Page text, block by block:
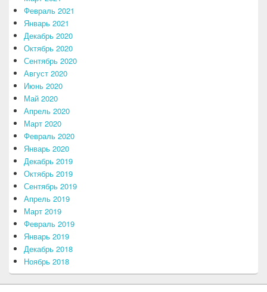
Февраль 2021
Январь 2021
Декабрь 2020
Октябрь 2020
Сентябрь 2020
Август 2020
Июнь 2020
Май 2020
Апрель 2020
Март 2020
Февраль 2020
Январь 2020
Декабрь 2019
Октябрь 2019
Сентябрь 2019
Апрель 2019
Март 2019
Февраль 2019
Январь 2019
Декабрь 2018
Ноябрь 2018